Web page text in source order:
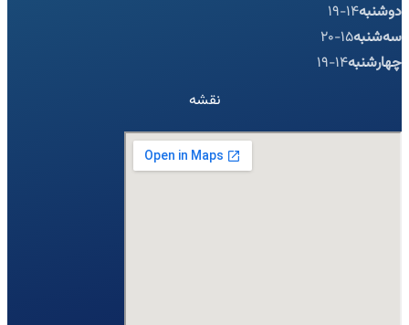
دوشنبه14-19
سه‌شنبه15-20
چهارشنبه14-19
نقشه